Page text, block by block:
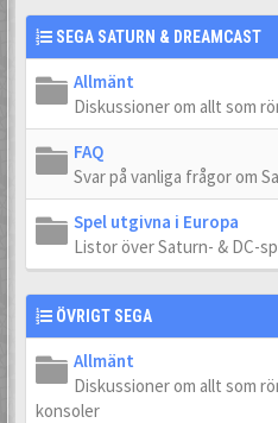
SEGA SATURN & DREAMCAST
Allmänt
Diskussioner om allt som
FAQ
Svar på vanliga frågor om
Spel utgivna i Europa
Listor över Saturn- & DC-
ÖVRIGT SEGA
Allmänt
Diskussioner om allt som
konsoler